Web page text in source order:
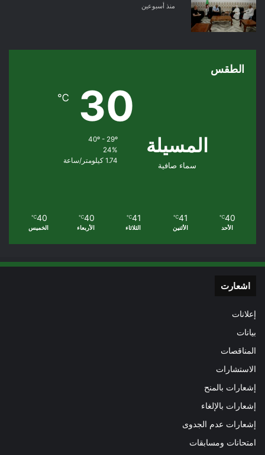
منذ أسبوعين
الطقس
المسيلة
سماء صافية
30
℃
40º - 29º
24%
1.74 كيلومتر/ساعة
40
℃
الأحد
41
℃
الأثنين
41
℃
الثلاثاء
40
℃
الأربعاء
40
℃
الخميس
اشعارت
إعلانات
بيانات
المناقصات
الاستشارات
إشعارات بالمنح
إشعارات بالإلغاء
إشعارات عدم الجدوى
امتحانات ومسابقات